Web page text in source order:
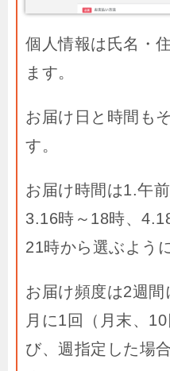
個人情報は氏名・
ます。
お届け日と時間も
す。
お届け時間は1.午
3.16時～18時、
21時から選ぶよう
お届け頻度は2週間
月に1回（月末、
び、週指定した場